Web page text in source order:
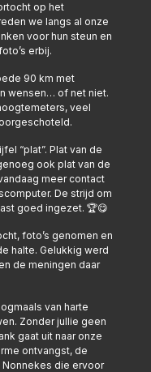
op het
we langs al onze
voor hun steun en
erbij.
90 km met
wensen… of net niet.
veel
“plat”. Plat van de
ook plat van de
meer contact
De strijd om
goed ingezet. 🏆😋
foto’s genomen en
halte. Gelukkig werd
de meningen daar
van harte
Zonder jullie geen
gaat uit naar onze
ontvangst, de
Nonnekes die ervoor